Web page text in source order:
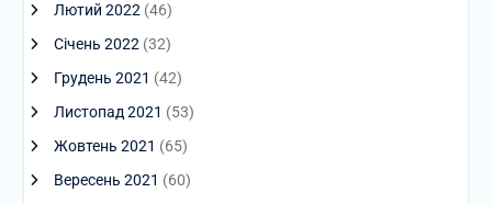
Лютий 2022 (46)
Січень 2022 (32)
Грудень 2021 (42)
Листопад 2021 (53)
Жовтень 2021 (65)
Вересень 2021 (60)